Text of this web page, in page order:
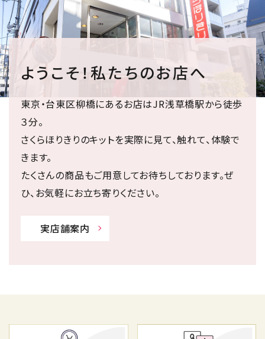
ようこそ！私たちのお店へ
東京・台東区柳橋にあるお店はJR浅草橋駅から徒歩
３分。
さくらほりきりのキットを実際に見て、触れて、体験で
きます。
たくさんの商品もご用意してお待ちしております。ぜ
ひ、お気軽にお立ち寄りください。
実店舗案内